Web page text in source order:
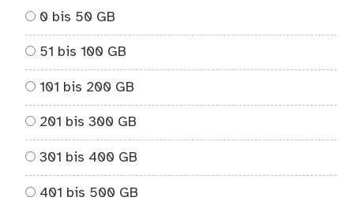
0 bis 50 GB
51 bis 100 GB
101 bis 200 GB
201 bis 300 GB
301 bis 400 GB
401 bis 500 GB